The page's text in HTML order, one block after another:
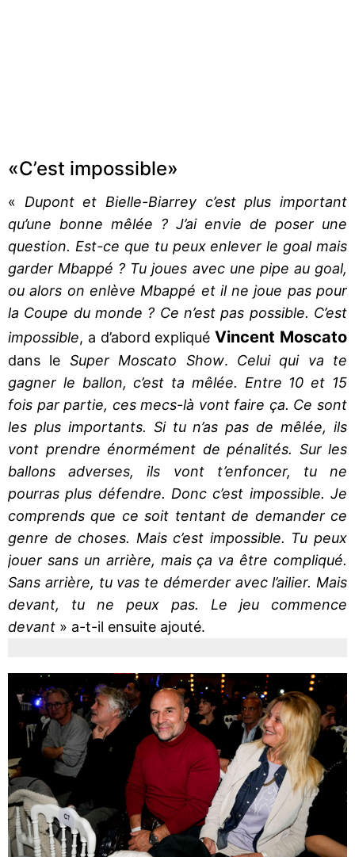
«C’est impossible»
« Dupont et Bielle-Biarrey c’est plus important
qu’une bonne mêlée ? J’ai envie de poser une
question. Est-ce que tu peux enlever le goal mais
garder Mbappé ? Tu joues avec une pipe au goal,
ou alors on enlève Mbappé et il ne joue pas pour
la Coupe du monde ? Ce n’est pas possible. C’est
impossible, a d’abord expliquéVincent Moscato
dans le Super Moscato Show. Celui qui va te
gagner le ballon, c’est ta mêlée. Entre 10 et 15
fois par partie, ces mecs-là vont faire ça. Ce sont
les plus importants. Si tu n’as pas de mêlée, ils
vont prendre énormément de pénalités. Sur les
ballons adverses, ils vont t’enfoncer, tu ne
pourras plus défendre. Donc c’est impossible. Je
comprends que ce soit tentant de demander ce
genre de choses. Mais c’est impossible. Tu peux
jouer sans un arrière, mais ça va être compliqué.
Sans arrière, tu vas te démerder avec l’ailier. Mais
devant, tu ne peux pas. Le jeu commence
devant » a-t-il ensuite ajouté.